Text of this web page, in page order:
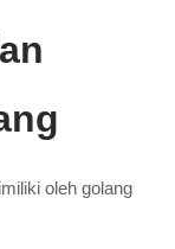
oleh golang